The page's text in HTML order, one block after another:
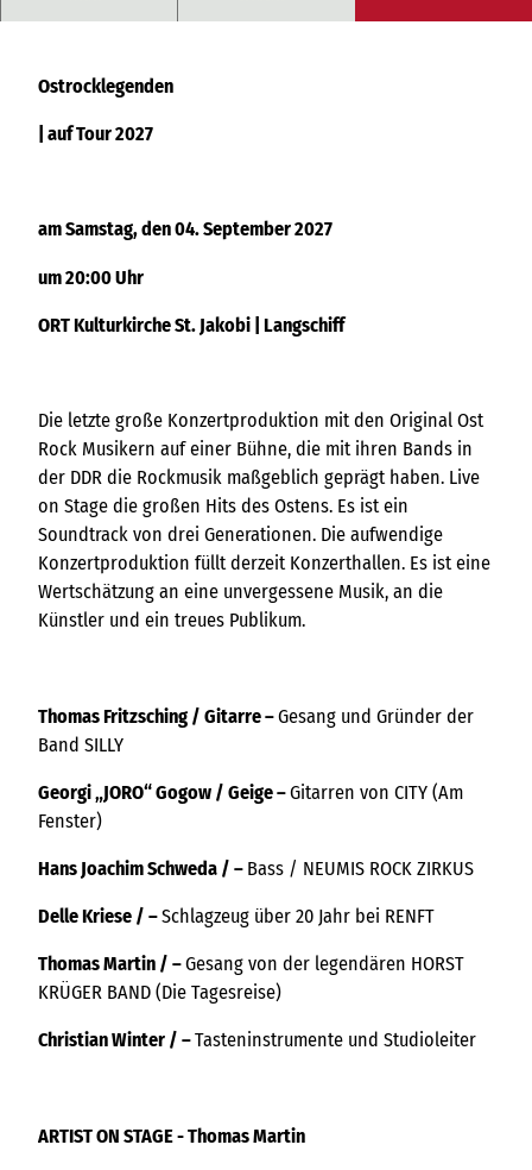
Ostrocklegenden
| auf Tour 2027
am Samstag, den 04. September 2027
um 20:00 Uhr
ORT Kulturkirche St. Jakobi | Langschiff
Die letzte große Konzertproduktion mit den Original Ost
Rock Musikern auf einer Bühne, die mit ihren Bands in
der DDR die Rockmusik maßgeblich geprägt haben. Live
on Stage die großen Hits des Ostens. Es ist ein
Soundtrack von drei Generationen. Die aufwendige
Konzertproduktion füllt derzeit Konzerthallen. Es ist eine
Wertschätzung an eine unvergessene Musik, an die
Künstler und ein treues Publikum.
Thomas Fritzsching / Gitarre –Gesang und Gründer der
Band SILLY
Georgi „JORO“ Gogow / Geige –Gitarren von CITY (Am
Fenster)
Hans Joachim Schweda / – Bass / NEUMIS ROCK ZIRKUS
Delle Kriese / –Schlagzeug über 20 Jahr bei RENFT
Thomas Martin / –Gesang von der legendären HORST
KRÜGER BAND (Die Tagesreise)
Christian Winter / –Tasteninstrumente und Studioleiter
ARTIST ON STAGE - Thomas Martin